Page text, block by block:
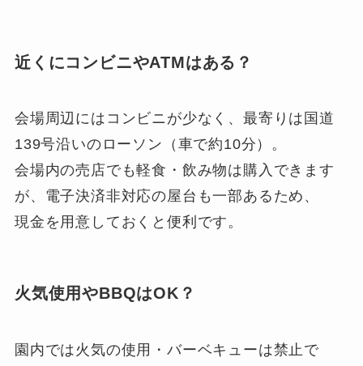
近くにコンビニやATMはある？
会場周辺にはコンビニが少なく、最寄りは国道
139号沿いのローソン（車で約10分）。
会場内の売店でも軽食・飲み物は購入できます
が、電子決済非対応の屋台も一部あるため、
現金を用意しておくと便利です。
火気使用やBBQはOK？
園内では火気の使用・バーベキューは禁止で